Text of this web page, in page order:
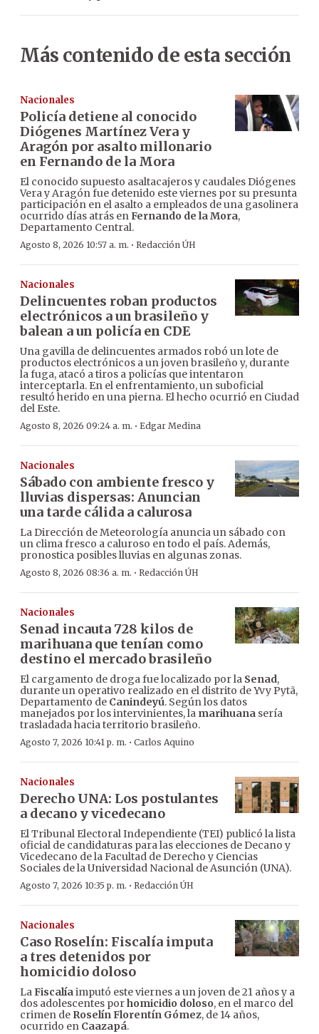
Más contenido de esta sección
Nacionales
Policía detiene al conocido
Diógenes Martínez Vera y
Aragón por asalto millonario
en Fernando de la Mora
El conocido supuesto asaltacajeros y caudales Diógenes
Vera y Aragón fue detenido este viernes por su presunta
participación en el asalto a empleados de una gasolinera
ocurrido días atrás enFernando de la Mora,
Departamento Central.
Agosto 8, 2026 10:57 a. m. · Redacción ÚH
Nacionales
Delincuentes roban productos
electrónicos a un brasileño y
balean a un policía en CDE
Una gavilla de delincuentes armados robó un lote de
productos electrónicos a un joven brasileño y, durante
la fuga, atacó a tiros a policías que intentaron
interceptarla. En el enfrentamiento, un suboficial
resultó herido en una pierna. El hecho ocurrió en Ciudad
del Este.
Agosto 8, 2026 09:24 a. m. · Edgar Medina
Nacionales
Sábado con ambiente fresco y
lluvias dispersas: Anuncian
una tarde cálida a calurosa
La Dirección de Meteorología anuncia un sábado con
un clima fresco a caluroso en todo el país. Además,
pronostica posibles lluvias en algunas zonas.
Agosto 8, 2026 08:36 a. m. · Redacción ÚH
Nacionales
Senad incauta 728 kilos de
marihuana que tenían como
destino el mercado brasileño
El cargamento de droga fue localizado por la Senad,
durante un operativo realizado en el distrito de Yvy Pytã,
Departamento de Canindeyú. Según los datos
manejados por los intervinientes, la marihuana sería
trasladada hacia territorio brasileño.
Agosto 7, 2026 10:41 p. m. · Carlos Aquino
Nacionales
Derecho UNA: Los postulantes
a decano y vicedecano
El Tribunal Electoral Independiente (TEI) publicó la lista
oficial de candidaturas para las elecciones de Decano y
Vicedecano de la Facultad de Derecho y Ciencias
Sociales de la Universidad Nacional de Asunción (UNA).
Agosto 7, 2026 10:35 p. m. · Redacción ÚH
Nacionales
Caso Roselín: Fiscalía imputa
a tres detenidos por
homicidio doloso
LaFiscalíaimputó este viernes a un joven de 21 años y a
dos adolescentes porhomicidio doloso, en el marco del
crimen de Roselín Florentín Gómez, de 14 años,
ocurrido en Caazapá.